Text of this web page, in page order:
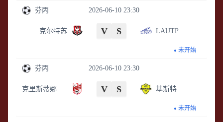
2026-06-10 23:30
芬丙
克尔特苏 V S LAUTP
未开始
2026-06-10 23:30
芬丙
V S 基斯特
未开始